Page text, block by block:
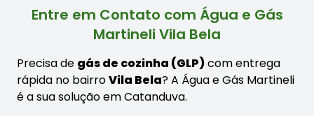
Entre em Contato com Água e Gás
Martineli Vila Bela
Precisa de gás de cozinha (GLP)com entrega
rápida no bairroVila Bela? A Água e Gás Martineli
é a sua solução em Catanduva.